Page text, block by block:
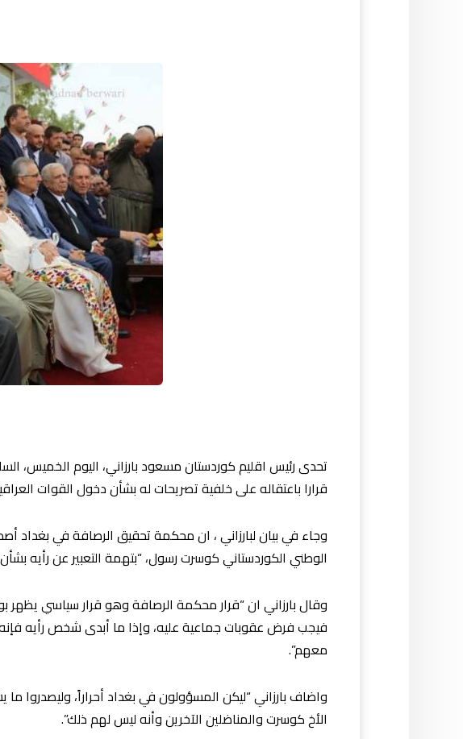
تحدى رئيس اقليم كوردستان مسعود بارزاني، اليوم الخميس،
قرارا باعتقاله على خلفية تصريحات له بشأن دخول القوات
الوطني الكوردستاني كوسرت رسول، “بتهمة التعبير عن رأيه بشأن
وقال بارزاني ان “قرار محكمة الرصافة وهو قرار سياسي
فيجب فرض عقوبات جماعية عليه، وإذا ما أبدى شخص رأيه
معهم”.
واضاف بارزاني “ليكن المسؤولون في بغداد أحراراً، وليصدروا
الأخ كوسرت والمناضلين الآخرين وأنه ليس لهم ذلك”.